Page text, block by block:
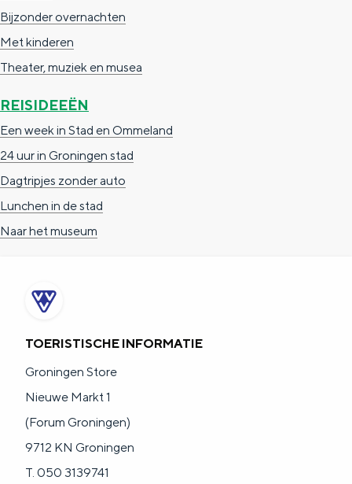
Bijzonder overnachten
Met kinderen
Theater, muziek en musea
REISIDEEËN
Een week in Stad en Ommeland
24 uur in Groningen stad
Dagtripjes zonder auto
Lunchen in de stad
Naar het museum
TOERISTISCHE INFORMATIE
Groningen Store
Nieuwe Markt 1
(Forum Groningen)
9712 KN Groningen
T. 050 3139741